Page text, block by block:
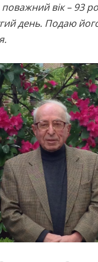
вік – 93
день. Подаю